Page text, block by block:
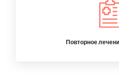
Повторное